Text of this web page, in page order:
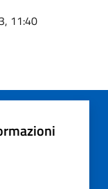
11:40